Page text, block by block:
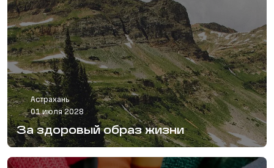
Астрахань
01 июля 2028
За здоровый образ жизни